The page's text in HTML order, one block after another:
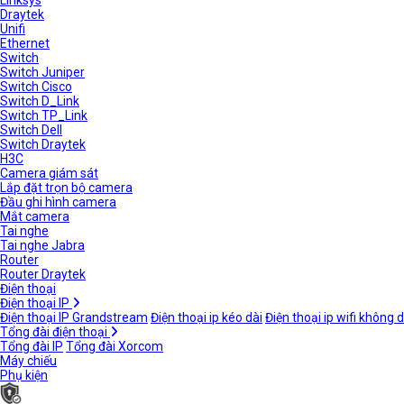
Draytek
Unifi
Ethernet
Switch
Switch Juniper
Switch Cisco
Switch D_Link
Switch TP_Link
Switch Dell
Switch Draytek
H3C
Camera giám sát
Lắp đặt trọn bộ camera
Đầu ghi hình camera
Mắt camera
Tai nghe
Tai nghe Jabra
Router
Router Draytek
Điện thoại
Điện thoại IP
Điện thoại IP Grandstream Điện thoại ip kéo dài Điện thoại ip wifi không
Tổng đài điện thoại
Tổng đài IP Tổng đài Xorcom
Máy chiếu
Phụ kiện